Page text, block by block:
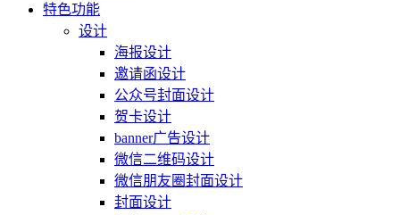
特色功能
设计
海报设计
邀请函设计
公众号封面设计
贺卡设计
banner广告设计
微信二维码设计
微信朋友圈封面设计
封面设计